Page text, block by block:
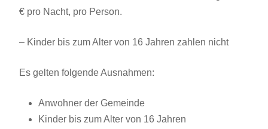
€ pro Nacht, pro Person.
– Kinder bis zum Alter von 16 Jahren zahlen nicht
Es gelten folgende Ausnahmen:
Anwohner der Gemeinde
Kinder bis zum Alter von 16 Jahren